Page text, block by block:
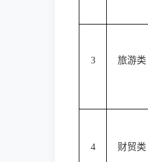
3 旅游类
4 财贸类